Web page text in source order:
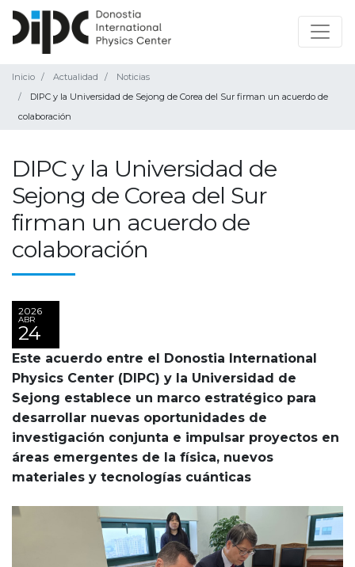
Inicio Actualidad
Noticias
DIPC y la Universidad de Sejong de Corea del Sur firman un acuerdo de
colaboración
DIPC y la Universidad de
Sejong de Corea del Sur
firman un acuerdo de
colaboración
2026
ABR
24
Este acuerdo entre el Donostia International
Physics Center (DIPC) y la Universidad de
Sejong establece un marco estratégico para
desarrollar nuevas oportunidades de
investigación conjunta e impulsar proyectos en
áreas emergentes de la física, nuevos
materiales y tecnologías cuánticas